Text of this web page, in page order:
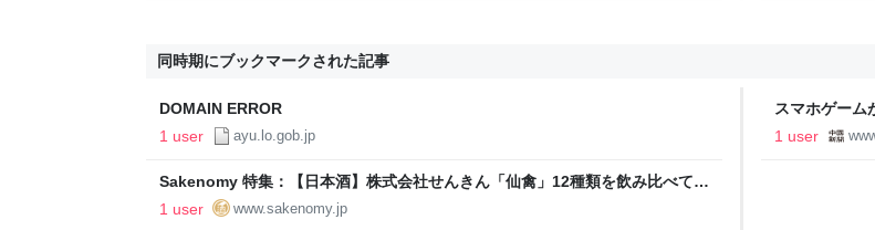
同時期にブックマークされた記事
DOMAIN ERROR
1 user
ayu.lo.gob.jp
スマホゲー
中国新聞デジ
1 user
Sakenomy 特集：【日本酒】株式会社せんきん「仙禽」12種類を飲み比べてみ
た｜Sakenomy - 日本酒を知り、日本を知る
1 user www.sakenomy.jp